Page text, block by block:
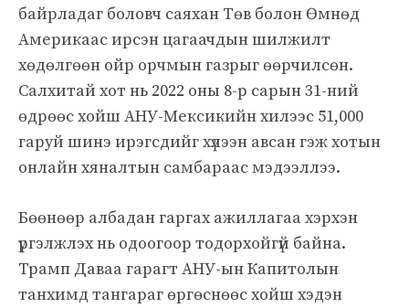
байрладаг боловч саяхан Төв болон Өмнөд
Америкаас ирсэн цагаачдын шилжилт
хөдөлгөөн ойр орчмын газрыг өөрчилсөн.
Салхитай хот нь 2022 оны 8-р сарын 31-ний
өдрөөс хойш АНУ-Мексикийн хилээс 51,000
гаруй шинэ ирэгсдийг хүлээн авсан гэж хотын
онлайн хяналтын самбараас мэдээллээ.
Бөөнөөр албадан гаргах ажиллагаа хэрхэн
үргэлжлэх нь одоогоор тодорхойгүй байна.
Трамп Даваа гарагт АНУ-ын Капитолын
танхимд тангараг өргөснөөс хойш хэдэн